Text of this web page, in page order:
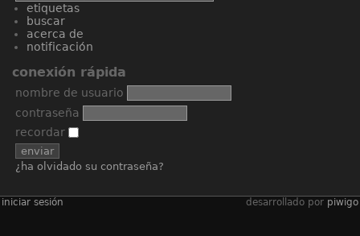
etiquetas
buscar
acerca de
notificación
conexión rápida
nombre de usuario
contraseña
recordar
¿ha olvidado su contraseña?
iniciar sesión desarrollado por piwigo